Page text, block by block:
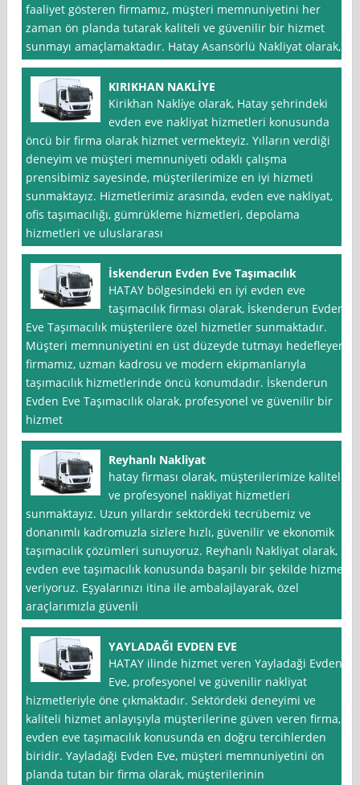
faaliyet gösteren firmamız, müşteri memnuniyetini her
zaman ön planda tutarak kaliteli ve güvenilir bir hizmet
sunmayı amaçlamaktadır. Hatay Asansörlü Nakliyat olarak,
KIRIKHAN NAKLİYE
Kirikhan Nakli̇ye olarak, Hatay şehrindeki
evden eve nakliyat hizmetleri konusunda
öncü bir firma olarak hizmet vermekteyiz. Yılların verdiği
deneyim ve müşteri memnuniyeti odaklı çalışma
prensibimiz sayesinde, müşterilerimize en iyi hizmeti
sunmaktayız. Hizmetlerimiz arasında, evden eve nakliyat,
ofis taşımacılığı, gümrükleme hizmetleri, depolama
hizmetleri ve uluslararası
İskenderun Evden Eve Taşımacılık
HATAY bölgesindeki en iyi evden eve
taşımacılık firması olarak, İskenderun Evden
Eve Taşımacılık müşterilere özel hizmetler sunmaktadır.
Müşteri memnuniyetini en üst düzeyde tutmayı hedefleyen
firmamız, uzman kadrosu ve modern ekipmanlarıyla
taşımacılık hizmetlerinde öncü konumdadır. İskenderun
Evden Eve Taşımacılık olarak, profesyonel ve güvenilir bir
hizmet
Reyhanlı Nakliyat
hatay firması olarak, müşterilerimize kaliteli
ve profesyonel nakliyat hizmetleri
sunmaktayız. Uzun yıllardır sektördeki tecrübemiz ve
donanımlı kadromuzla sizlere hızlı, güvenilir ve ekonomik
taşımacılık çözümleri sunuyoruz. Reyhanlı Nakliyat olarak,
evden eve taşımacılık konusunda başarılı bir şekilde hizmet
veriyoruz. Eşyalarınızı itina ile ambalajlayarak, özel
araçlarımızla güvenli
YAYLADAĞI EVDEN EVE
HATAY ilinde hizmet veren Yayladaği Evden
Eve, profesyonel ve güvenilir nakliyat
hizmetleriyle öne çıkmaktadır. Sektördeki deneyimi ve
kaliteli hizmet anlayışıyla müşterilerine güven veren firma,
evden eve taşımacılık konusunda en doğru tercihlerden
biridir. Yayladaği Evden Eve, müşteri memnuniyetini ön
planda tutan bir firma olarak, müşterilerinin